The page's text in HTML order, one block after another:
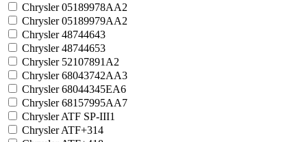
Chrysler 05189978AA2
Chrysler 05189979AA2
Chrysler 48744643
Chrysler 48744653
Chrysler 52107891A2
Chrysler 68043742AA3
Chrysler 68044345EA6
Chrysler 68157995AA7
Chrysler ATF SP-III1
Chrysler ATF+314